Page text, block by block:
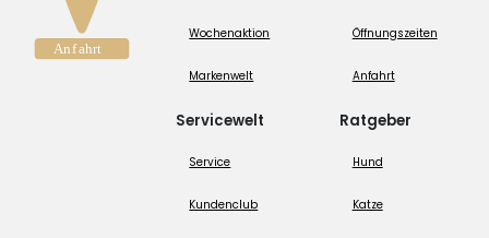
Wochenaktion
Markenwelt
Servicewelt
Service
Kundenclub
Öffnungszeiten
Anfahrt
Ratgeber
Hund
Katze